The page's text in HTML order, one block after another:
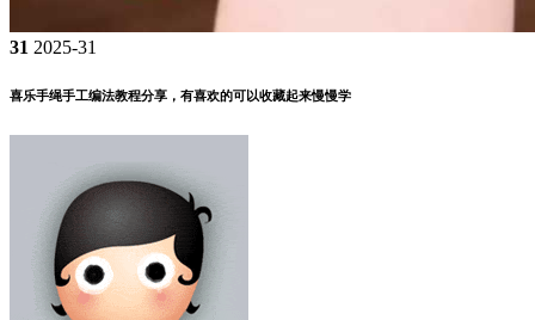
31 2025-31
喜乐手绳手工编法教程分享，有喜欢的可以收藏起来慢慢学